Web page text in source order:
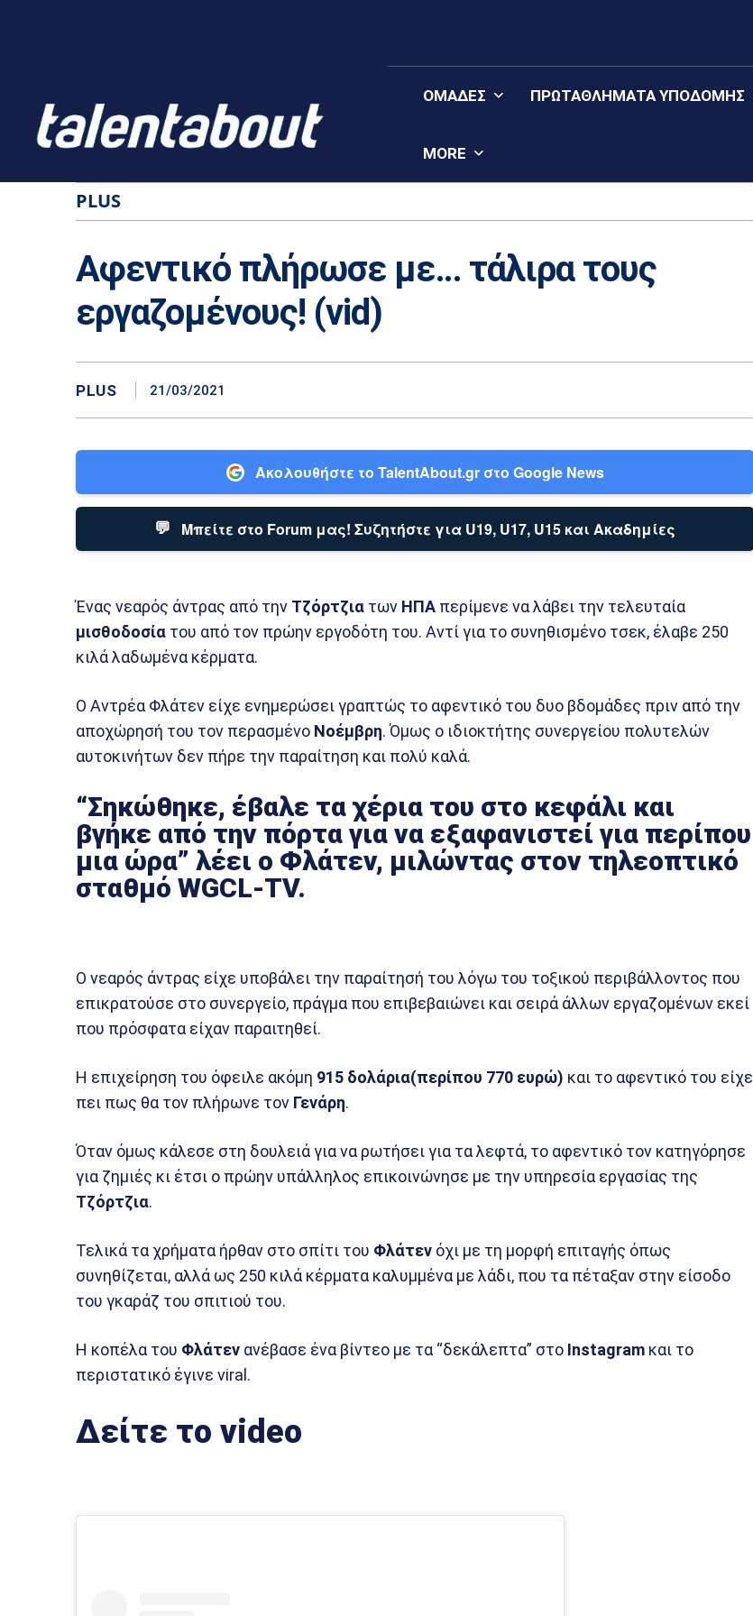
ΟΜΆΔΕΣ ΠΡΩΤΑΘΛΉΜΑΤΑ YΠΟΔΟΜΉΣ
MORE
PLUS
Αφεντικό πλήρωσε με… τάλιρα τους
εργαζομένους! (vid)
PLUS 21/03/2021
Ακολουθήστε το TalentAbout.gr στο Google News
💬 Μπείτε στο Forum μας! Συζητήστε για U19, U17, U15 και Ακαδημίες
Ένας νεαρός άντρας από την Τζόρτζια των ΗΠΑ περίμενε να λάβει την τελευταία
μισθοδοσία του από τον πρώην εργοδότη του. Αντί για το συνηθισμένο τσεκ, έλαβε 250
κιλά λαδωμένα κέρματα.
Ο Αντρέα Φλάτεν είχε ενημερώσει γραπτώς το αφεντικό του δυο βδομάδες πριν από την
αποχώρησή του τον περασμένο Νοέμβρη. Όμως ο ιδιοκτήτης συνεργείου πολυτελών
αυτοκινήτων δεν πήρε την παραίτηση και πολύ καλά.
“Σηκώθηκε, έβαλε τα χέρια του στο κεφάλι και
βγήκε από την πόρτα για να εξαφανιστεί για περίπου
μια ώρα” λέει ο Φλάτεν, μιλώντας στον τηλεοπτικό
σταθμό WGCL-TV.
Ο νεαρός άντρας είχε υποβάλει την παραίτησή του λόγω του τοξικού περιβάλλοντος που
επικρατούσε στο συνεργείο, πράγμα που επιβεβαιώνει και σειρά άλλων εργαζομένων εκεί
που πρόσφατα είχαν παραιτηθεί.
Η επιχείρηση του όφειλε ακόμη 915 δολάρια(περίπου 770 ευρώ) και το αφεντικό του είχε
πει πως θα τον πλήρωνε τον Γενάρη.
Όταν όμως κάλεσε στη δουλειά για να ρωτήσει για τα λεφτά, το αφεντικό τον κατηγόρησε
για ζημιές κι έτσι ο πρώην υπάλληλος επικοινώνησε με την υπηρεσία εργασίας της
Τζόρτζια.
Τελικά τα χρήματα ήρθαν στο σπίτι του Φλάτεν όχι με τη μορφή επιταγής όπως
συνηθίζεται, αλλά ως 250 κιλά κέρματα καλυμμένα με λάδι, που τα πέταξαν στην είσοδο
του γκαράζ του σπιτιού του.
Η κοπέλα του Φλάτεν ανέβασε ένα βίντεο με τα “δεκάλεπτα” στο Instagram και το
περιστατικό έγινε viral.
Δείτε το video